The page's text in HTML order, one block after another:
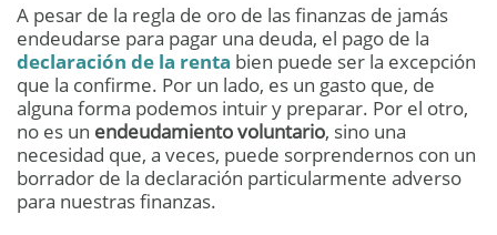
A pesar de la regla de oro de las finanzas de jamás
endeudarse para pagar una deuda, el pago de la
declaración de la renta bien puede ser la excepción
que la confirme. Por un lado, es un gasto que, de
alguna forma podemos intuir y preparar. Por el otro,
no es un endeudamiento voluntario, sino una
necesidad que, a veces, puede sorprendernos con un
borrador de la declaración particularmente adverso
para nuestras finanzas.